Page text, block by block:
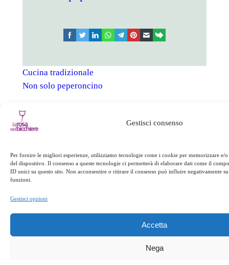
Gestisci consenso
Per fornire le migliori esperienze, utilizziamo tecnologie come i cookie per memorizzare e/
del dispositivo. Il consenso a queste tecnologie ci permetterà di elaborare dati come il
ID unici su questo sito. Non acconsentire o ritirare il consenso può influire negativamente
funzioni.
Gestisci opzioni
Accetta
Nega
facebooktwitterlinkedinwhatsapptelegram
pinterest email link
Cucina tradizionale
Non solo peperoncino
Successivo: